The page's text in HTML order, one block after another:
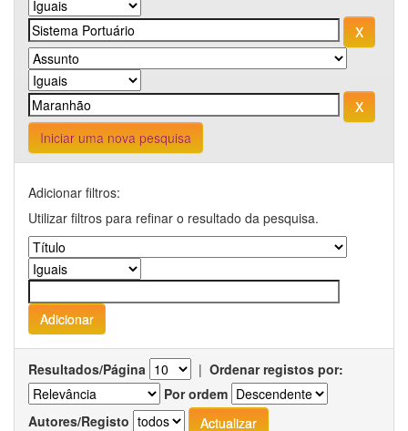
Iniciar uma nova pesquisa
Adicionar filtros:
Utilizar filtros para refinar o resultado da pesquisa.
Resultados/Página | Ordenar registos por:
Por ordem
Autores/Registo